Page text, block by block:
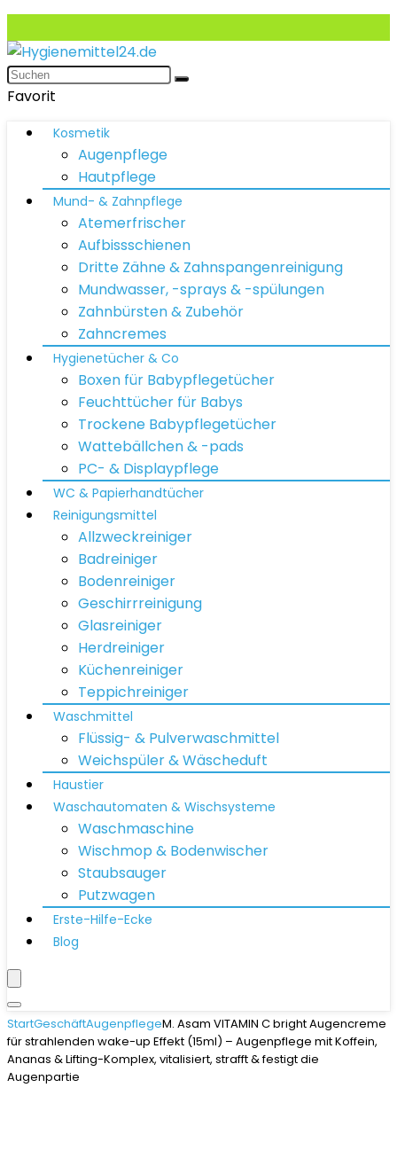
Favorit
Kosmetik
Augenpflege
Hautpflege
Mund- & Zahnpflege
Atemerfrischer
Aufbissschienen
Dritte Zähne & Zahnspangenreinigung
Mundwasser, -sprays & -spülungen
Zahnbürsten & Zubehör
Zahncremes
Hygienetücher & Co
Boxen für Babypflegetücher
Feuchttücher für Babys
Trockene Babypflegetücher
Wattebällchen & -pads
PC- & Displaypflege
WC & Papierhandtücher
Reinigungsmittel
Allzweckreiniger
Badreiniger
Bodenreiniger
Geschirrreinigung
Glasreiniger
Herdreiniger
Küchenreiniger
Teppichreiniger
Waschmittel
Flüssig- & Pulverwaschmittel
Weichspüler & Wäscheduft
Haustier
Waschautomaten & Wischsysteme
Waschmaschine
Wischmop & Bodenwischer
Staubsauger
Putzwagen
Erste-Hilfe-Ecke
Blog
StartGeschäftAugenpflegeM. Asam VITAMIN C bright Augencreme
für strahlenden wake-up Effekt (15ml) – Augenpflege mit Koffein,
Ananas & Lifting-Komplex, vitalisiert, strafft & festigt die
Augenpartie